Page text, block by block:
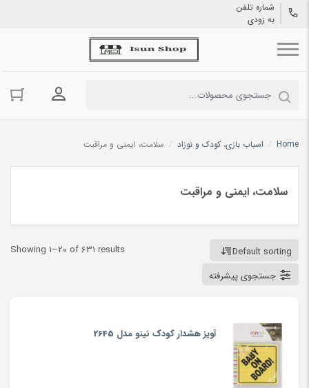
شماره تلفن
به زودی
ورود به
Home
/ اسباب بازی، کودک و نوزاد / سلامت، ایمنی و مراقبت
سلامت، ایمنی و مراقبت
Showing 1–20 of 631 results
Default sorting
جستجوی پیشرفته
آویز هشدار کودک نینو مدل 2645